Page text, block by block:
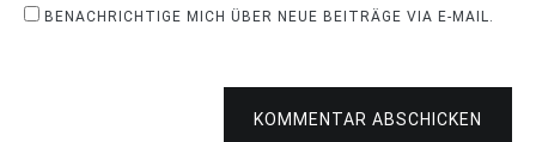
BENACHRICHTIGE MICH ÜBER NEUE BEITRÄGE VIA E-MAIL.
KOMMENTAR ABSCHICKEN